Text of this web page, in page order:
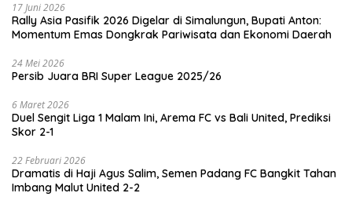
17 Juni 2026
Rally Asia Pasifik 2026 Digelar di Simalungun, Bupati Anton:
Momentum Emas Dongkrak Pariwisata dan Ekonomi Daerah
24 Mei 2026
Persib Juara BRI Super League 2025/26
6 Maret 2026
Duel Sengit Liga 1 Malam Ini, Arema FC vs Bali United, Prediksi
Skor 2-1
22 Februari 2026
Dramatis di Haji Agus Salim, Semen Padang FC Bangkit Tahan
Imbang Malut United 2-2